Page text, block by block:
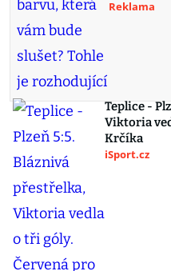
Reklama
Teplice -
Viktoria
Krčíka
iSport.cz